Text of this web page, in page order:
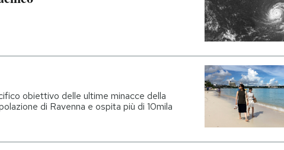
obiettivo delle ultime minacce della
di Ravenna e ospita più di 10mila